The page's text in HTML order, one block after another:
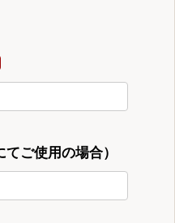
ご使用の場合）